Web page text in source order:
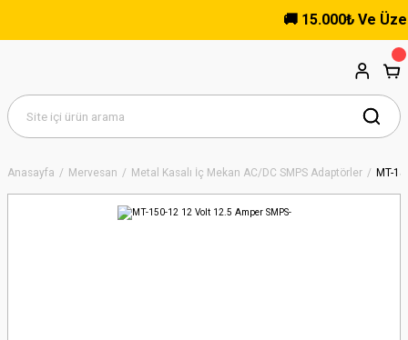
🚚 15.000₺ Ve
Anasayfa Mervesan Metal Kasalı İç Mekan AC/DC SMPS Adaptörler MT-